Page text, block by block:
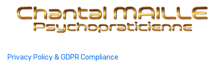
Privacy Policy & GDPR Compliance